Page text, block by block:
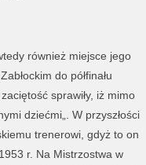
również miejsce jego
do półfinału
sprawiły, iż mimo
dziećmi„. W przyszłości
trenerowi, gdyż to on
r. Na Mistrzostwa w